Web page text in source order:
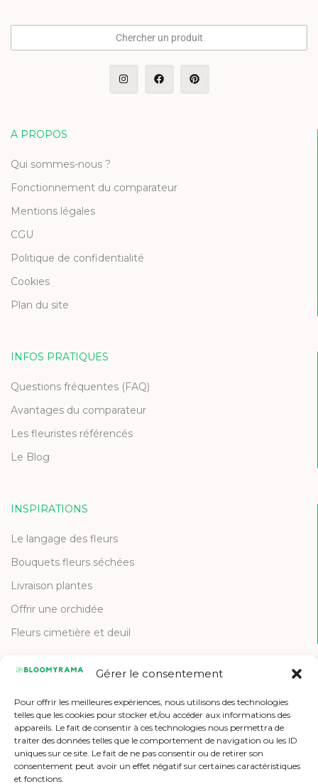
Gérer le consentement
Pour offrir les meilleures expériences, nous utilisons des technologies
telles que les cookies pour stocker et/ou accéder aux informations des
appareils. Le fait de consentir à ces technologies nous permettra de
traiter des données telles que le comportement de navigation ou les ID
uniques sur ce site. Le fait de ne pas consentir ou de retirer son
consentement peut avoir un effet négatif sur certaines caractéristiques
et fonctions.
Chercher un produit
A PROPOS
Qui sommes-nous ?
Fonctionnement du comparateur
Mentions légales
CGU
Politique de confidentialité
Cookies
Plan du site
INFOS PRATIQUES
Questions fréquentes (FAQ)
Avantages du comparateur
Les fleuristes référencés
Le Blog
INSPIRATIONS
Le langage des fleurs
Bouquets fleurs séchées
Livraison plantes
Offrir une orchidée
Fleurs cimetière et deuil
Contactez-nous
Etre référencé
Offres d'emploi